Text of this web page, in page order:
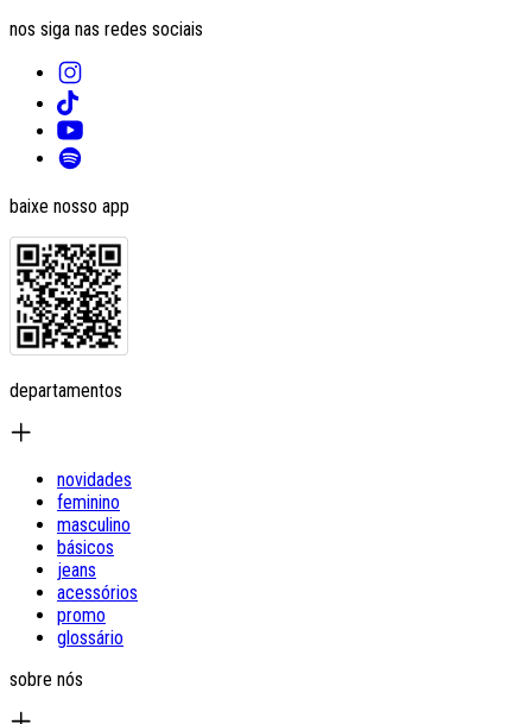
nos siga nas redes sociais
baixe nosso app
departamentos
novidades
feminino
masculino
básicos
jeans
acessórios
promo
glossário
sobre nós